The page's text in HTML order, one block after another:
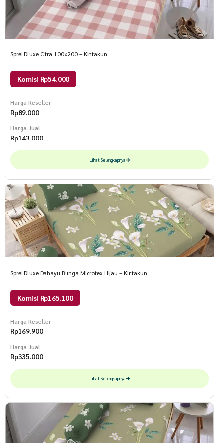
Sprei Dluxe Citra 100×200 – Kintakun
Komisi Rp54.000
Harga Reseller
Rp89.000
Harga Jual
Rp143.000
Lihat Selengkapnya
Sprei Dluxe Dahayu Bunga Microtex Hijau – Kintakun
Komisi Rp165.100
Harga Reseller
Rp169.900
Harga Jual
Rp335.000
Lihat Selengkapnya